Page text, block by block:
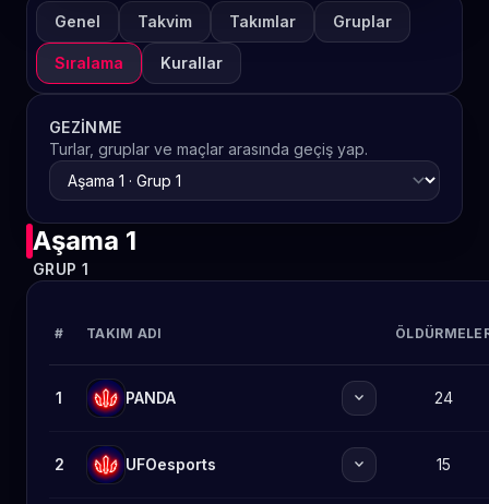
Genel Takvim Takımlar Gruplar
Sıralama Kurallar
GEZINME
Turlar, gruplar ve maçlar arasında geçiş yap.
Aşama 1
GRUP 1
# TAKIM ADI
1 PANDA expand_more 24
2 UFOesports expand_more 15